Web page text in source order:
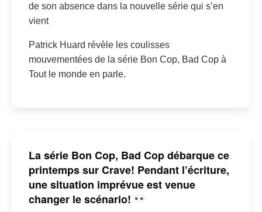
de son absence dans la nouvelle série qui s’en
vient
Patrick Huard révèle les coulisses
mouvementées de la série Bon Cop, Bad Cop à
Tout le monde en parle.
La série Bon Cop, Bad Cop débarque ce
printemps sur Crave! Pendant l’écriture,
une situation imprévue est venue
changer le scénario!